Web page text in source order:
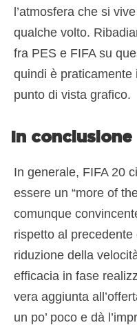
l’atmosfera che si
qualche volto.
fra PES e FIFA su
quindi è praticamente
punto di vista grafico.
In conclusione
In generale, FIFA 20
essere un “more of
comunque
rispetto al
riduzione della
efficacia in fase
vera aggiunta
un po’ poco e dà